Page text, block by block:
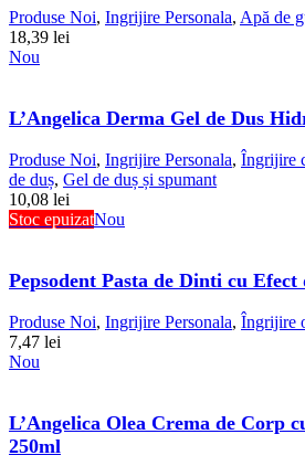
Produse Noi, Ingrijire Personala, Apă de
18,39 lei
Nou
L’Angelica Derma Gel de Dus
Produse Noi, Ingrijire Personala, Îngrijire
de duș, Gel de duș și spumant
10,08 lei
Stoc epuizatNou
Pepsodent Pasta de Dinti cu
Produse Noi, Ingrijire Personala, Îngrijire
7,47 lei
Nou
L’Angelica Olea Crema de Corp
250ml